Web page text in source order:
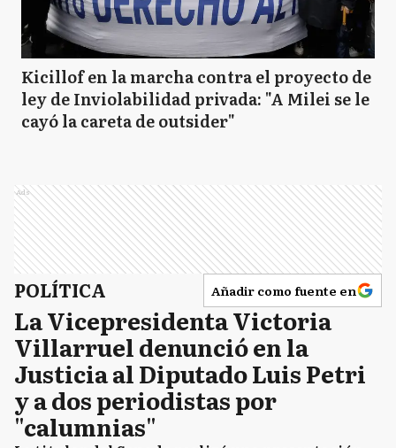
Kicillof en la marcha contra el proyecto de
ley de Inviolabilidad privada: "A Milei se le
cayó la careta de outsider"
Ads
POLÍTICA Añadir como fuente en
La Vicepresidenta Victoria
Villarruel denunció en la
Justicia al Diputado Luis Petri
y a dos periodistas por
"calumnias"